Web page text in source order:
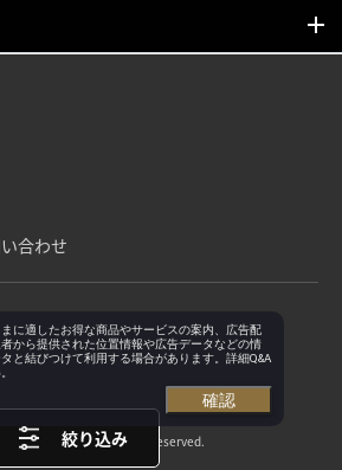
絞り込み
合わせ
Airlines. All rights reserved.
に適したお得な商品やサービスの案内、広告配
から提供された位置情報や広告データなどの情
と結びつけて利用する場合があります。詳細Q&A
確認